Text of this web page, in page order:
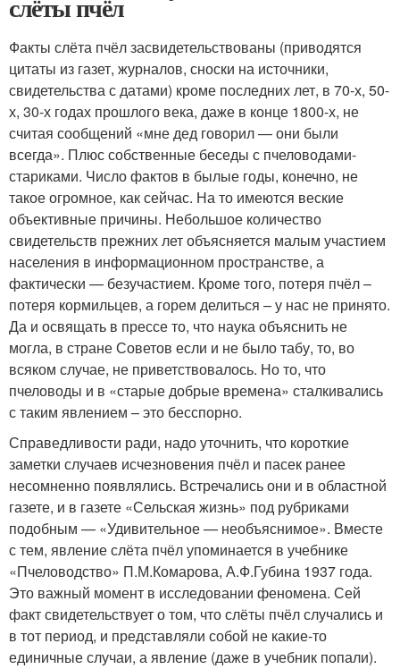
слёты пчёл
Факты слёта пчёл засвидетельствованы (приводятся
цитаты из газет, журналов, сноски на источники,
свидетельства с датами) кроме последних лет, в 70-х, 50-
х, 30-х годах прошлого века, даже в конце 1800-х, не
считая сообщений «мне дед говорил — они были
всегда». Плюс собственные беседы с пчеловодами-
стариками. Число фактов в былые годы, конечно, не
такое огромное, как сейчас. На то имеются веские
объективные причины. Небольшое количество
свидетельств прежних лет объясняется малым участием
населения в информационном пространстве, а
фактически — безучастием. Кроме того, потеря пчёл –
потеря кормильцев, а горем делиться – у нас не принято.
Да и освящать в прессе то, что наука объяснить не
могла, в стране Советов если и не было табу, то, во
всяком случае, не приветствовалось. Но то, что
пчеловоды и в «старые добрые времена» сталкивались
с таким явлением – это бесспорно.
Справедливости ради, надо уточнить, что короткие
заметки случаев исчезновения пчёл и пасек ранее
несомненно появлялись. Встречались они и в областной
газете, и в газете «Сельская жизнь» под рубриками
подобным — «Удивительное — необъяснимое». Вместе
с тем, явление слёта пчёл упоминается в учебнике
«Пчеловодство» П.М.Комарова, А.Ф.Губина 1937 года.
Это важный момент в исследовании феномена. Сей
факт свидетельствует о том, что слёты пчёл случались и
в тот период, и представляли собой не какие-то
единичные случаи, а явление (даже в учебник попали).